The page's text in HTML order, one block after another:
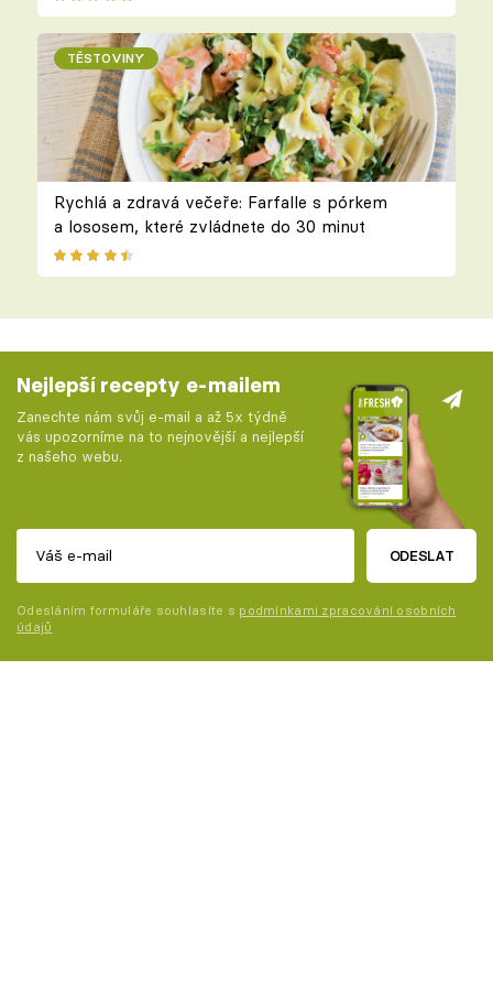
TĚSTOVINY
Rychlá a zdravá večeře: Farfalle s pórkem
a lososem, které zvládnete do 30 minut
Nejlepší recepty e-mailem
Zanechte nám svůj e-mail a až 5x týdně
vás upozorníme na to nejnovější a nejlepší
z našeho webu.
ODESLAT
Odesláním formuláře souhlasíte s podmínkami zpracování osobních
údajů